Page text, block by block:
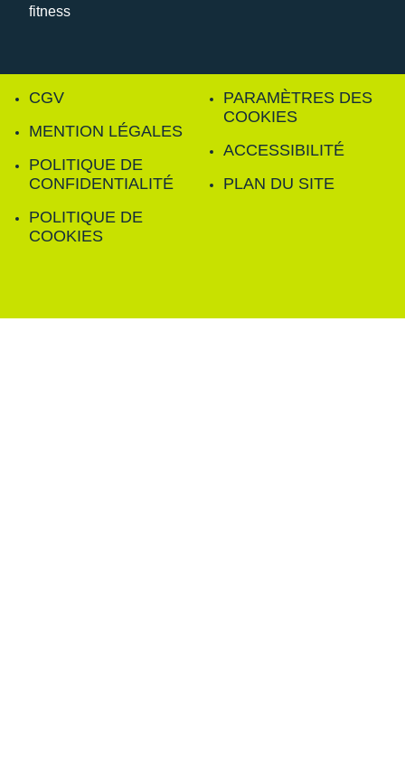
CGV
MENTION LÉGALES
POLITIQUE DE
CONFIDENTIALITÉ
POLITIQUE DE
COOKIES
PARAMÈTRES DES
COOKIES
ACCESSIBILITÉ
PLAN DU SITE